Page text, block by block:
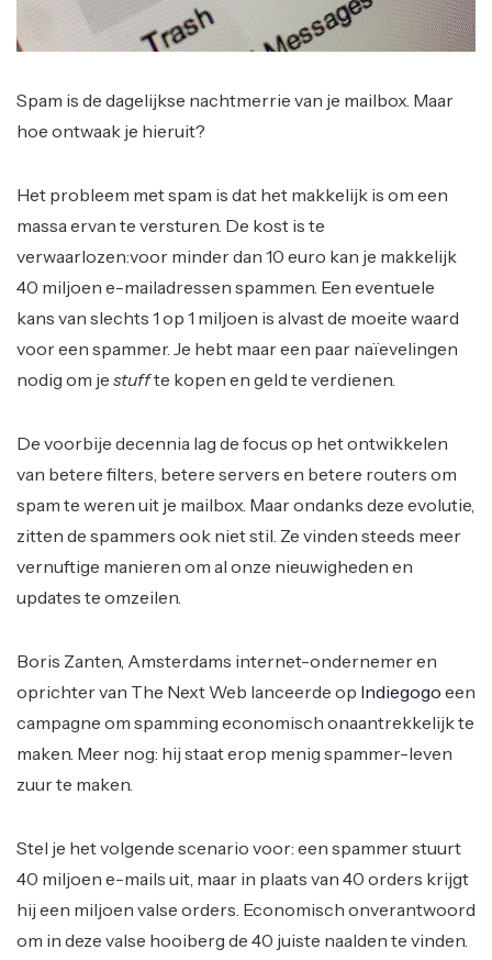
Spam is de dagelijkse nachtmerrie van je mailbox. Maar
hoe ontwaak je hieruit?
Het probleem met spam is dat het makkelijk is om een
massa ervan te versturen. De kost is te
verwaarlozen:voor minder dan 10 euro kan je makkelijk
40 miljoen e-mailadressen spammen. Een eventuele
kans van slechts 1 op 1 miljoen is alvast de moeite waard
voor een spammer. Je hebt maar een paar naïevelingen
nodig om je stuffte kopen en geld te verdienen.
De voorbije decennia lag de focus op het ontwikkelen
van betere filters, betere servers en betere routers om
spam te weren uit je mailbox. Maar ondanks deze evolutie,
zitten de spammers ook niet stil. Ze vinden steeds meer
vernuftige manieren om al onze nieuwigheden en
updates te omzeilen.
Boris Zanten, Amsterdams internet-ondernemer en
oprichter van The Next Web lanceerde op Indiegogo een
campagne om spamming economisch onaantrekkelijk te
maken. Meer nog: hij staat erop menig spammer-leven
zuur te maken.
Stel je het volgende scenario voor: een spammer stuurt
40 miljoen e-mails uit, maar in plaats van 40 orders krijgt
hij een miljoen valse orders. Economisch onverantwoord
om in deze valse hooiberg de 40 juiste naalden te vinden.